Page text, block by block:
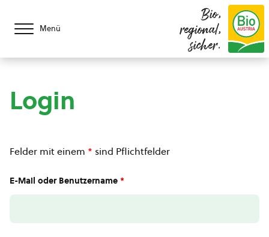
Menü
Bio,
regional,
sicher.
Login
Felder mit einem * sind Pflichtfelder
E-Mail oder Benutzername *